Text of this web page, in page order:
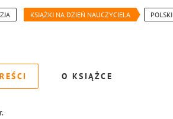
KSIĄŻKI NA DZIEŃ NAUCZYCIELA POLSKI
O KSIĄŻCE